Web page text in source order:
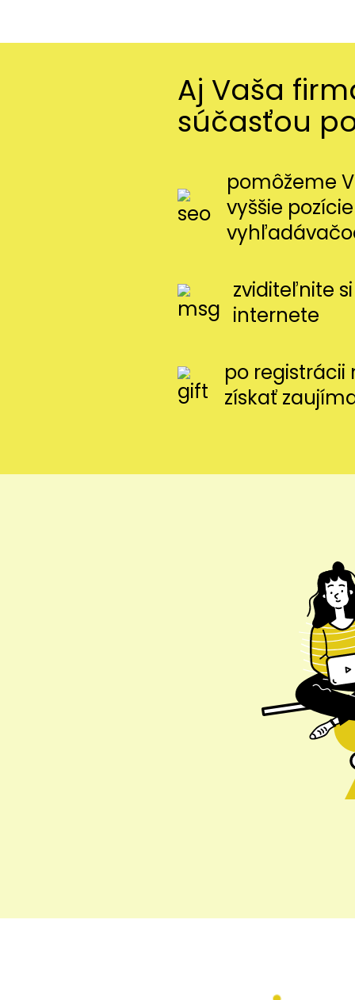
Aj Vaša
súčasťou
pomôžeme
vyššie
zviditeľnite
internete
po
získať